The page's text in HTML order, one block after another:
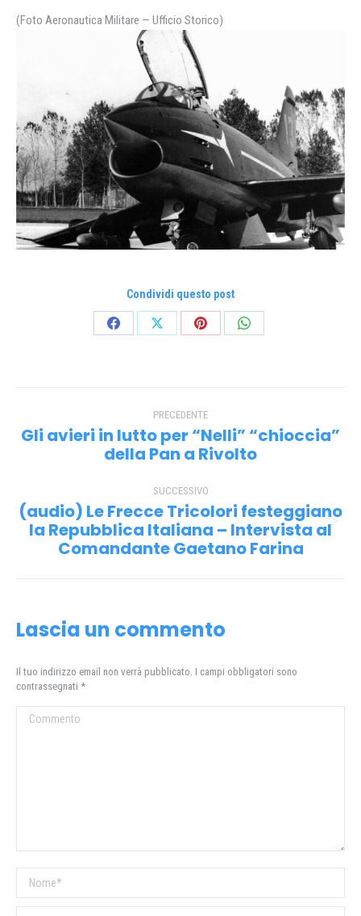
(Foto Aeronautica Militare — Ufficio Storico)
Condividi questo post
CondividiCondividiCondividiCondividi
tra PRECEDENTE
Post
precedente:
Gli avieri in lutto per “Nelli” “chioccia”
della Pan a Rivolto
SUCCESSIVO
Prossimo
post:
(audio) Le Frecce Tricolori festeggiano
la Repubblica Italiana – Intervista al
Comandante Gaetano Farina
Lascia un commento
Il tuo indirizzo email non verrà pubblicato. I campi obbligatori sono
contrassegnati *
Commento
Nome *